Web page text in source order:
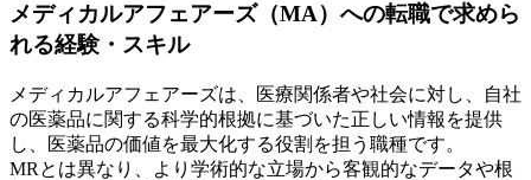
メディカルアフェアーズ（MA）への転職で求めら
れる経験・スキル
メディカルアフェアーズは、医療関係者や社会に対し、自社
の医薬品に関する科学的根拠に基づいた正しい情報を提供
し、医薬品の価値を最大化する役割を担う職種です。
MRとは異なり、より学術的な立場から客観的なデータや根